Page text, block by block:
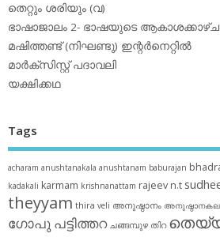
തെറ്റും ശരിയും (വ)
ഭാഷാജാലം 2- ഭാഷയുടെ
മഷിത്തണ്ട് (നിഘണ്ടു) ഇന്റര്‍നെറ്റില്‍
മാര്‍ക്‌സിസ്റ്റ് പദാവലി
യക്ഷിക്കഥ
Tags
acharam anushtanakala anushtanam baburajan
kadakali karmam krishnanattam rajeev n.t
theyyam thira veli അനുഷ്ഠാനം അനുഷ്ഠാനകല
ഗോപു പട്ടിത്തറ ചങ്ങമ്പുഴ തിറ